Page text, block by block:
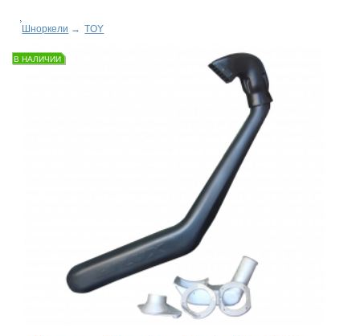
Шноркели → TOY
В НАЛИЧИИ